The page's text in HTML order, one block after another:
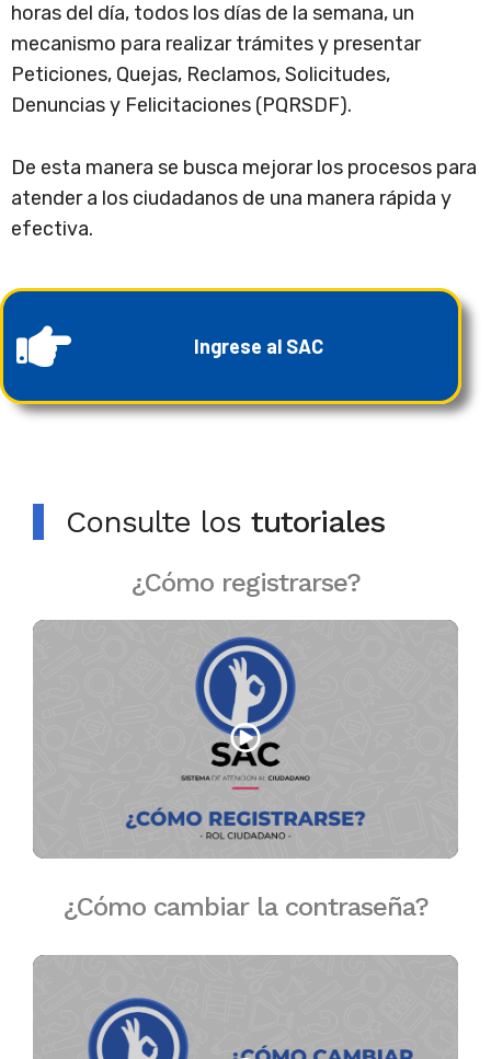
horas del día, todos los días de la semana, un
mecanismo para realizar trámites y presentar
Peticiones, Quejas, Reclamos, Solicitudes,
Denuncias y Felicitaciones (PQRSDF).
De esta manera se busca mejorar los procesos para
atender a los ciudadanos de una manera rápida y
efectiva.
Ingrese al SAC
Consulte los tutoriales
¿Cómo registrarse?
¿Cómo cambiar la contraseña?